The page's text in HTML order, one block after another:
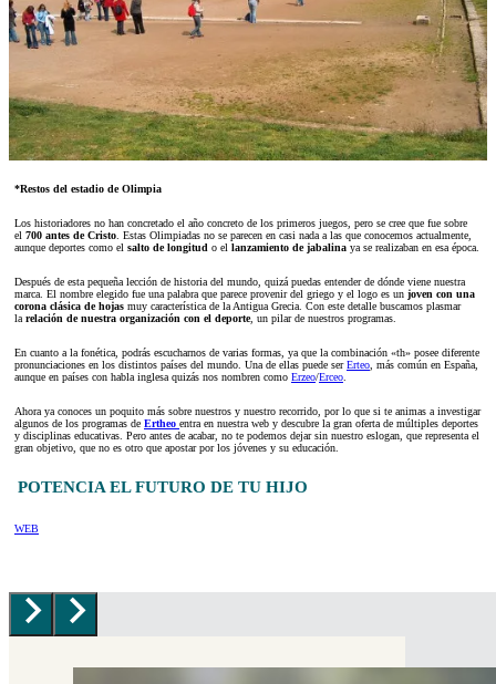
*Restos del estadio de Olimpia
Los historiadores no han concretado el año concreto de los primeros juegos, pero se cree que fue sobre
el 700 antes de Cristo . Estas Olimpiadas no se parecen en casi nada a las que conocemos actualmente,
aunque deportes como el salto de longitud o el lanzamiento de jabalina ya se realizaban en esa época.
Después de esta pequeña lección de historia del mundo, quizá puedas entender de dónde viene nuestra
marca. El nombre elegido fue una palabra que parece provenir del griego y el logo es un joven con una
corona clásica de hojas muy característica de la Antigua Grecia. Con este detalle buscamos plasmar
la relación de nuestra organización con el deporte, un pilar de nuestros programas.
En cuanto a la fonética, podrás escucharnos de varias formas, ya que la combinación «th» posee diferente
pronunciaciones en los distintos países del mundo. Una de ellas puede serErteo , más común en España,
aunque en países con habla inglesa quizás nos nombren como Erzeo/Erceo
Ahora ya conoces un poquito más sobre nuestros y nuestro recorrido, por lo que si te animas a investigar
algunos de los programas de Ertheo entra en nuestra web y descubre la gran oferta de múltiples deportes
y disciplinas educativas. Pero antes de acabar, no te podemos dejar sin nuestro eslogan, que representa el
gran objetivo, que no es otro que apostar por los jóvenes y su educación.
POTENCIA EL FUTURO DE TU HIJO
WEB